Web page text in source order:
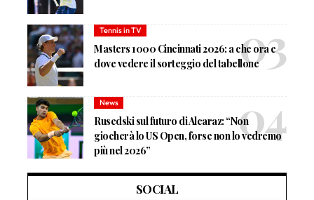
Tennis in TV
Masters 1000 Cincinnati 2026: a che ora e
dove vedere il sorteggio del tabellone
News
Rusedski sul futuro di Alcaraz: “Non
giocherà lo US Open, forse non lo vedremo
più nel 2026”
SOCIAL